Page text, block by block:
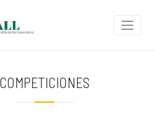
COMPETICIONES